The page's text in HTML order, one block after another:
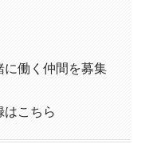
に働く仲間を募集
はこちら